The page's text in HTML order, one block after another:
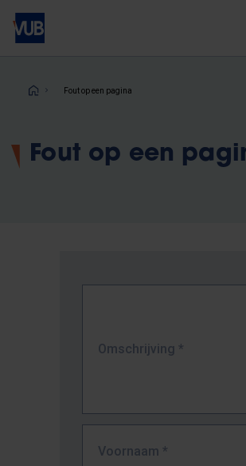
Overslaan
naar
inhoudKruimelpad
Fout op een pagina
Fout op een
Omschrijving *
Voornaam *